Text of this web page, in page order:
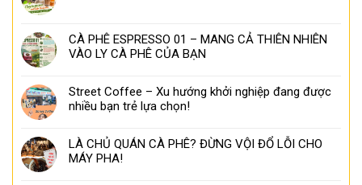
CÀ PHÊ ESPRESSO 01 – MANG CẢ THIÊN NHIÊN
VÀO LY CÀ PHÊ CỦA BẠN
Street Coffee – Xu hướng khởi nghiệp đang được
nhiều bạn trẻ lựa chọn!
LÀ CHỦ QUÁN CÀ PHÊ? ĐỪNG VỘI ĐỔ LỖI CHO
MÁY PHA!